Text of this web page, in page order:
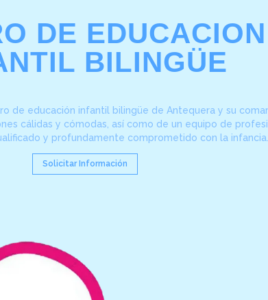
Solicitar Información
de educación infantil bilingüe de Antequera y su
cálidas y cómodas, así como de un equipo de
y profundamente comprometido con la infancia.
DE EDUCACION
BILINGÜE